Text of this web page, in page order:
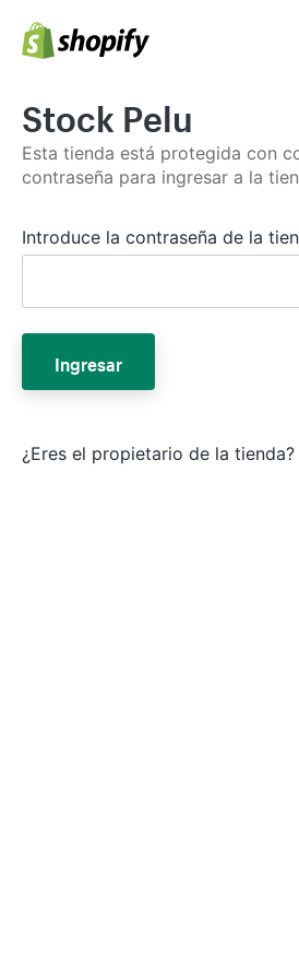
Stock Pelu
Esta tienda está protegida con
contraseña para ingresar a la
Introduce la contraseña de la
Ingresar
¿Eres el propietario de la tienda?